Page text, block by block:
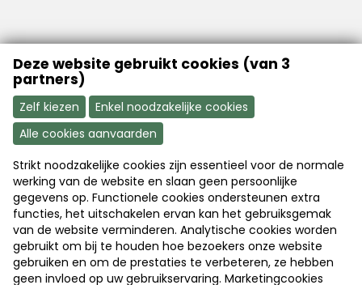
VFB is a member of Better Finance
Aanmelden Word nu lid
Disclaimer|Copyright|Privacy
Deze website gebruikt cookies (van 3
partners)
Zelf kiezen
Enkel noodzakelijke cookies
Alle cookies aanvaarden
Strikt noodzakelijke cookies zijn essentieel voor de normale
werking van de website en slaan geen persoonlijke
gegevens op. Functionele cookies ondersteunen extra
functies, het uitschakelen ervan kan het gebruiksgemak
van de website verminderen. Analytische cookies worden
gebruikt om bij te houden hoe bezoekers onze website
gebruiken en om de prestaties te verbeteren, ze hebben
geen invloed op uw gebruikservaring. Marketingcookies